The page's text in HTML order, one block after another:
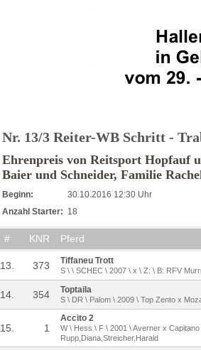
Nr. 13/3 Reiter-WB Schritt -
Ehrenpreis von Reitsport Hopfauf
Baier und Schneider, Familie
Beginn:
30.10.2016 12:30 Uhr
Anzahl Starter: 18
# KNR Pferd
13. 373 Tiffaneu Trott
S \ \ SCHEC \ 2007 \ x \ Z: \ B: RFV
14. 354 Toptaila
S \ DR \ Palom \ 2009 \ Top Zento x
15. 1
Accito 2
W \ Hess \ F \ 2001 \ Averner x
Rupp,Diana,Streicher,Harald